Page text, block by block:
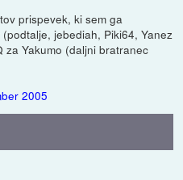
prispevek, ki sem ga
jebediah, Piki64, Yanez
za Yakumo (daljni bratranec
2005